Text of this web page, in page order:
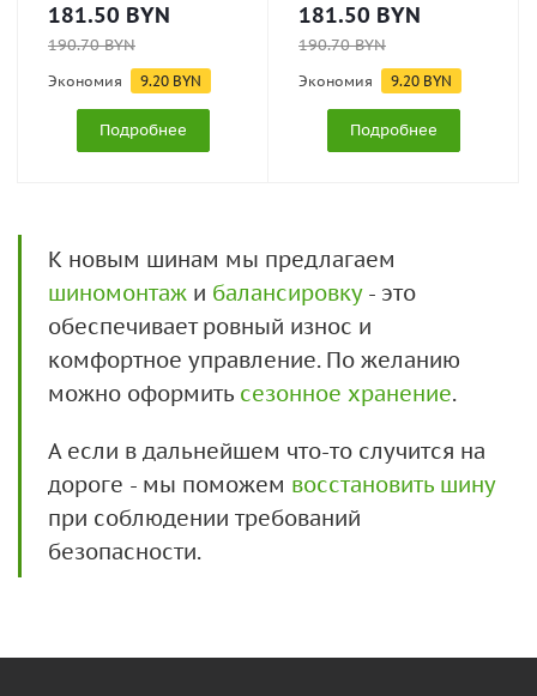
181.50 BYN
190.70BYN
Экономия 9.20 BYN
Подробнее
181.50 BYN
190.70BYN
Экономия 9.20 BYN
Подробнее
К новым шинам мы предлагаем
шиномонтаж и балансировку- это
обеспечивает ровный износ и
комфортное управление. По желанию
можно оформить сезонное хранение.
А если в дальнейшем что-то случится на
дороге - мы поможем восстановить шину
при соблюдении требований
безопасности.